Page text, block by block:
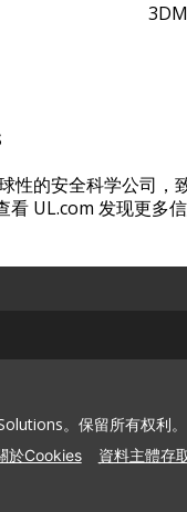
性的安全科学公司，
UL.com 发现更多信
。保留所有权利。
於Cookies 資料主體存